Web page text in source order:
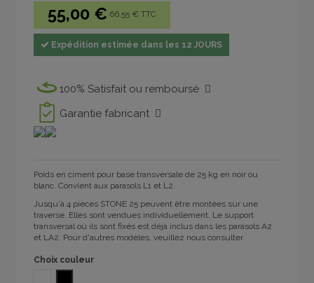
55,00 € 66.55 € TTC
Expédition estimée dans les 12 JOURS
100% Satisfait ou remboursé
Garantie fabricant
Poids en ciment pour base transversale de 25 kg en noir ou
blanc. Convient aux parasols L1 et L2.
Jusqu'à 4 pièces STONE 25 peuvent être montées sur une
traverse. Elles sont vendues individuellement. Le support
transversal où ils sont fixés est déjà inclus dans les parasols A2
et LA2. Pour d'autres modèles, veuillez nous consulter.
Choix couleur